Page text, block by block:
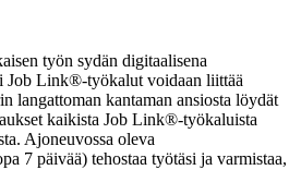
työn sydän digitaalisena
Job Link®-työkalut voidaan liittää
langattoman kantaman ansiosta löydät
kaikista Job Link®-työkaluista
Ajoneuvossa oleva
7 päivää) tehostaa työtäsi ja varmistaa,